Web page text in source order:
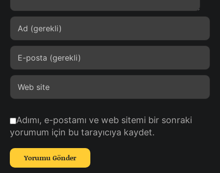
Adımı, e-postamı ve web sitemi bir sonraki
yorumum için bu tarayıcıya kaydet.